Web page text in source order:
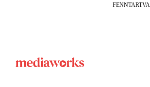
FENNTARTVA.